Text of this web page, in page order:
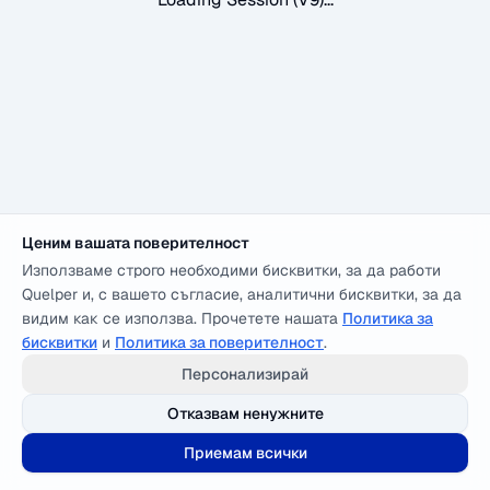
Ценим вашата поверителност
Използваме строго необходими бисквитки, за да работи
Quelper и, с вашето съгласие, аналитични бисквитки, за да
видим как се използва. Прочетете нашата Политика за
бисквитки и Политика за поверителност.
Персонализирай
Отказвам ненужните
Приемам всички